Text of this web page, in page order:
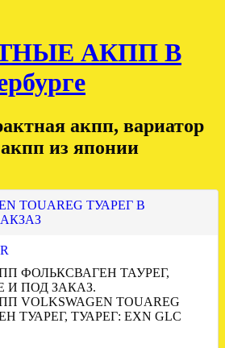
АКПП В
акпп, вариатор
из японии
TOUAREG ТУАРЕГ В
ФОЛЬКСВАГЕН ТАУРЕГ,
И ПОД ЗАКАЗ.
TOUAREG
ТУАРЕГ, ТУАРЕГ: EXN GLC